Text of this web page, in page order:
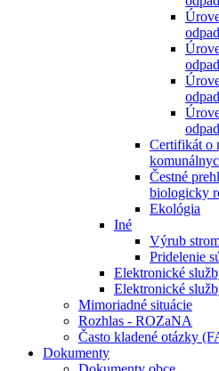
Certifikát o
Čestné
biologicky
Ekológia
Iné
Výrub
Pridelenie
Elektronické
Elektronické
Mimoriadné situácie
Rozhlas - ROZaNA
Často kladené otázky
Dokumenty